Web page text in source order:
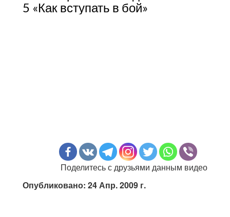
5 «Как вступать в бой»
Поделитесь с друзьями данным видео
Опубликовано: 24 Апр. 2009 г.